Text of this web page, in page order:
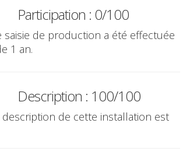
Participation : 0/100
saisie de production a été effectuée
1 an.
Description : 100/100
description de cette installation est